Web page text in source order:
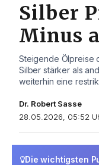
Silber
Minus
Steigende Ölpreise
Silber stärker als
weiterhin eine
Dr. Robert Sasse
28.05.2026, 05:52
Die wichtigsten